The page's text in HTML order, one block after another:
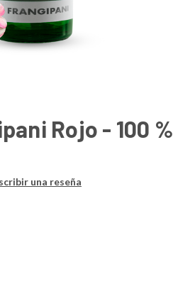
Rojo - 100 %
una reseña